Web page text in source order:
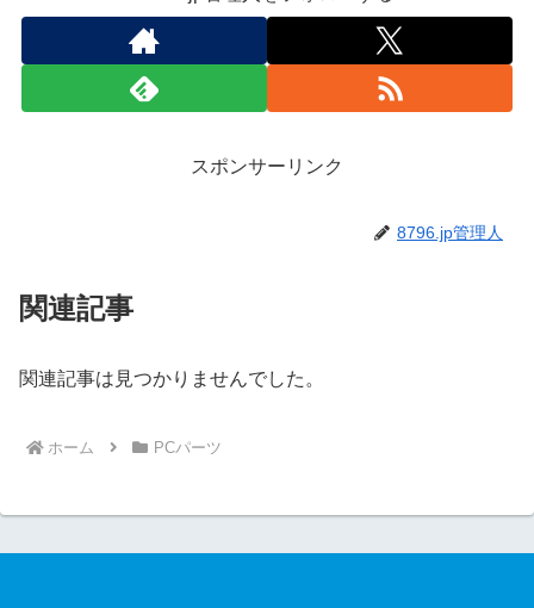
スポンサーリンク
8796.jp管理人
関連記事
関連記事は見つかりませんでした。
ホーム PCパーツ